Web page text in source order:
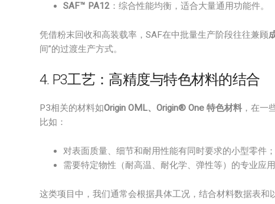
SAF™ PA12 ：综合性能均衡，适合大量通用功能件。
凭借粉末回收和高装载率，SAF在中批量生产阶段往往兼顾
间”的过渡生产方式。
4. P3工艺：高精度与特色材料的结合
P3相关的材料如Origin OML、Origin® One 特色材料 ，在一
比如：
对表面质量、细节和耐用性能有同时要求的小型零件；
需要特定物性（耐高温、耐化学、弹性等）的专业应用
这类项目中，我们通常会根据具体工况，结合材料数据表和